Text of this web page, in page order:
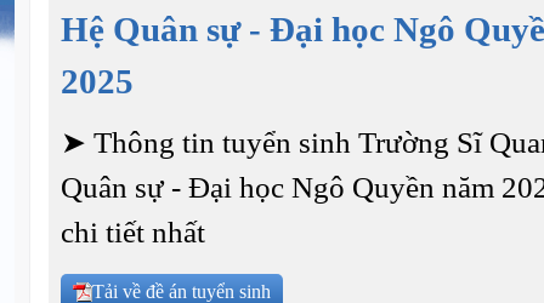
Hệ Quân sự - Đại học Ngô
2025
➤ Thông tin tuyển sinh Trường Sĩ
Quân sự - Đại học Ngô Quyền năm
chi tiết nhất
Tải về đề án tuyển sinh